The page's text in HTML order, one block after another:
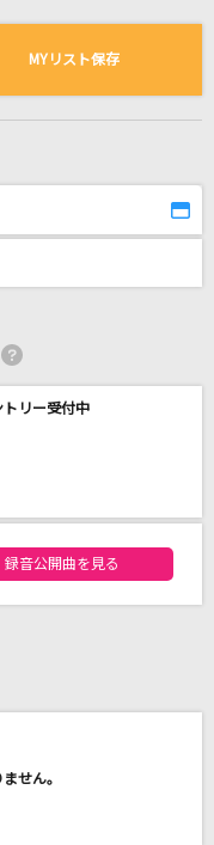
曲の一覧
MYリスト保存
リー受付中
ランキング
録音公開曲を見る